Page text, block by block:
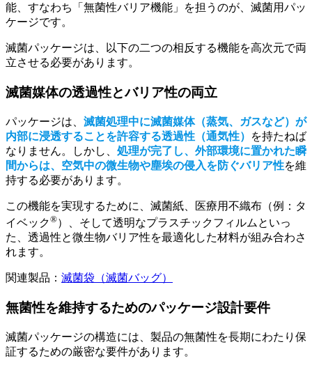
能、すなわち「無菌性バリア機能」を担うのが、滅菌用パッ
ケージです。
滅菌パッケージは、以下の二つの相反する機能を高次元で両
立させる必要があります。
滅菌媒体の透過性とバリア性の両立
パッケージは、 滅菌処理中に滅菌媒体（蒸気、ガスなど）が
内部に浸透することを許容する透過性（通気性）
を持たねば
なりません。しかし、 処理が完了し、外部環境に置かれた瞬
間からは、空気中の微生物や塵埃の侵入を防ぐバリア性を維
持する必要があります。
この機能を実現するために、滅菌紙、医療用不織布（例：タ
イベック®）、そして透明なプラスチックフィルムといっ
た、透過性と微生物バリア性を最適化した材料が組み合わさ
れます。
関連製品： 滅菌袋（滅菌バッグ）
無菌性を維持するためのパッケージ設計要件
滅菌パッケージの構造には、製品の無菌性を長期にわたり保
証するための厳密な要件があります。